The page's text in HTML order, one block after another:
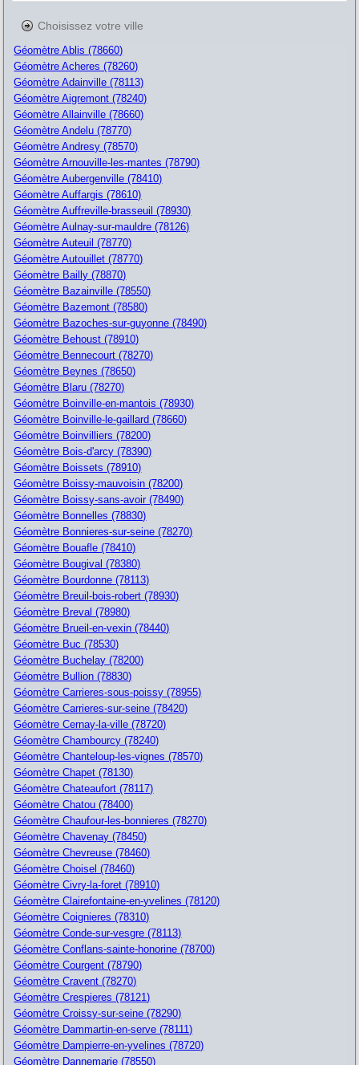
Choisissez votre ville
Géomètre Ablis (78660)
Géomètre Acheres (78260)
Géomètre Adainville (78113)
Géomètre Aigremont (78240)
Géomètre Allainville (78660)
Géomètre Andelu (78770)
Géomètre Andresy (78570)
Géomètre Arnouville-les-mantes (78790)
Géomètre Aubergenville (78410)
Géomètre Auffargis (78610)
Géomètre Auffreville-brasseuil (78930)
Géomètre Aulnay-sur-mauldre (78126)
Géomètre Auteuil (78770)
Géomètre Autouillet (78770)
Géomètre Bailly (78870)
Géomètre Bazainville (78550)
Géomètre Bazemont (78580)
Géomètre Bazoches-sur-guyonne (78490)
Géomètre Behoust (78910)
Géomètre Bennecourt (78270)
Géomètre Beynes (78650)
Géomètre Blaru (78270)
Géomètre Boinville-en-mantois (78930)
Géomètre Boinville-le-gaillard (78660)
Géomètre Boinvilliers (78200)
Géomètre Bois-d'arcy (78390)
Géomètre Boissets (78910)
Géomètre Boissy-mauvoisin (78200)
Géomètre Boissy-sans-avoir (78490)
Géomètre Bonnelles (78830)
Géomètre Bonnieres-sur-seine (78270)
Géomètre Bouafle (78410)
Géomètre Bougival (78380)
Géomètre Bourdonne (78113)
Géomètre Breuil-bois-robert (78930)
Géomètre Breval (78980)
Géomètre Brueil-en-vexin (78440)
Géomètre Buc (78530)
Géomètre Buchelay (78200)
Géomètre Bullion (78830)
Géomètre Carrieres-sous-poissy (78955)
Géomètre Carrieres-sur-seine (78420)
Géomètre Cernay-la-ville (78720)
Géomètre Chambourcy (78240)
Géomètre Chanteloup-les-vignes (78570)
Géomètre Chapet (78130)
Géomètre Chateaufort (78117)
Géomètre Chatou (78400)
Géomètre Chaufour-les-bonnieres (78270)
Géomètre Chavenay (78450)
Géomètre Chevreuse (78460)
Géomètre Choisel (78460)
Géomètre Civry-la-foret (78910)
Géomètre Clairefontaine-en-yvelines (78120)
Géomètre Coignieres (78310)
Géomètre Conde-sur-vesgre (78113)
Géomètre Conflans-sainte-honorine (78700)
Géomètre Courgent (78790)
Géomètre Cravent (78270)
Géomètre Crespieres (78121)
Géomètre Croissy-sur-seine (78290)
Géomètre Dammartin-en-serve (78111)
Géomètre Dampierre-en-yvelines (78720)
Géomètre Dannemarie (78550)